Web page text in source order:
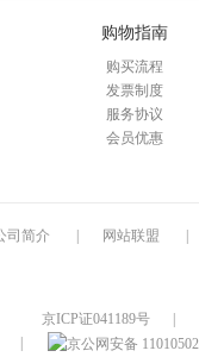
购物指南
购买流程
发票制度
服务协议
会员优惠
司简介 网站联盟
京ICP证041189号